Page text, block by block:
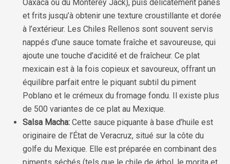
Oaxaca ou du Monterey Jack), puis délicatement panés
et frits jusqu’à obtenir une texture croustillante et dorée
à l’extérieur. Les Chiles Rellenos sont souvent servis
nappés d’une sauce tomate fraîche et savoureuse, qui
ajoute une touche d’acidité et de fraîcheur. Ce plat
mexicain est à la fois copieux et savoureux, offrant un
équilibre parfait entre le piquant subtil du piment
Poblano et le crémeux du fromage fondu. Il existe plus
de 500 variantes de ce plat au Mexique.
Salsa Macha: Cette sauce piquante à base d’huile est
originaire de l’État de Veracruz, situé sur la côte du
golfe du Mexique. Elle est préparée en combinant des